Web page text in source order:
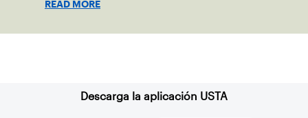
READ MORE
Descarga la aplicación USTA